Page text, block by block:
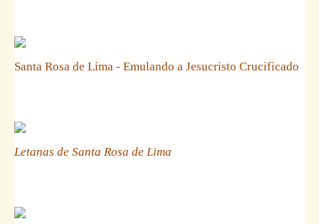
Santa Rosa de Lima - Emulando a Jesucristo Crucificado
Letanas de Santa Rosa de Lima